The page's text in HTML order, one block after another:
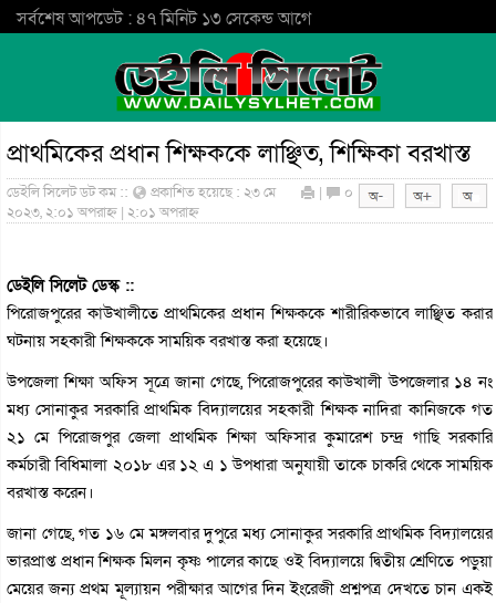
সর্বশেষ আপডেট : ৪৭ মিনিট ১৩ সেকেন্ড আগে
প্রাথমিকের প্রধান শিক্ষককে লাঞ্ছিত, শিক্ষিকা বরখাস্ত
ডেইলি সিলেট ডট কম ::
প্রকাশিত হয়েছে : ২৩ মে
২০২৩, ২:০১ অপরাহ্ন | ২:০১ অপরাহ্ন
| ০
ডেইলি সিলেট ডেস্ক ::
পিরোজপুরের কাউখালীতে প্রাথমিকের প্রধান শিক্ষককে শারীরিকভাবে লাঞ্ছিত করার
ঘটনায় সহকারী শিক্ষককে সাময়িক বরখাস্ত করা হয়েছে।
উপজেলা শিক্ষা অফিস সূত্রে জানা গেছে, পিরোজপুরের কাউখালী উপজেলার ১৪ নং
মধ্য সোনাকুর সরকারি প্রাথমিক বিদ্যালয়ের সহকারী শিক্ষক নাদিরা কানিজকে গত
২১ মে পিরোজপুর জেলা প্রাথমিক শিক্ষা অফিসার কুমারেশ চন্দ্র গাছি সরকারি
কর্মচারী বিধিমালা ২০১৮ এর ১২ এ ১ উপধারা অনুযায়ী তাকে চাকরি থেকে সাময়িক
বরখাস্ত করেন।
জানা গেছে, গত ১৬ মে মঙ্গলবার দুপুরে মধ্য সোনাকুর সরকারি প্রাথমিক বিদ্যালয়ের
ভারপ্রাপ্ত প্রধান শিক্ষক মিলন কৃষ্ণ পালের কাছে ওই বিদ্যালয়ে দ্বিতীয় শ্রেণিতে পড়ুয়া
মেয়ের জন্য প্রথম মূল্যায়ন পরীক্ষার আগের দিন ইংরেজী প্রশ্নপত্র দেখতে চান একই